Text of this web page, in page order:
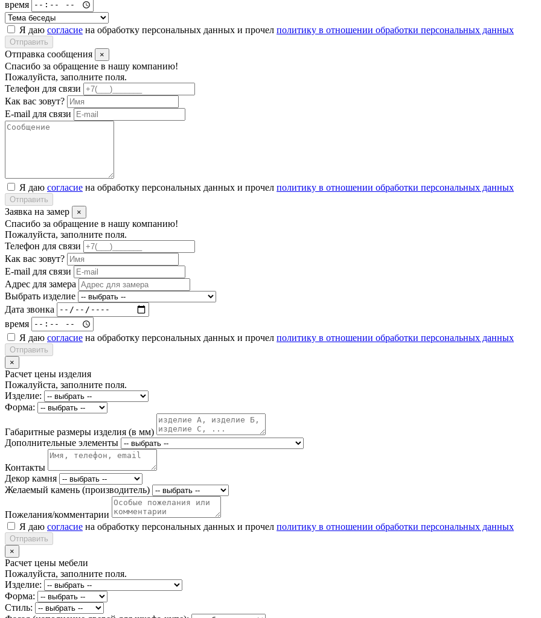
время
Я даю согласие на обработку персональных данных и прочел политику в отношении обработки персональных данных
Отправить
Отправка сообщения ×
Спасибо за обращение в нашу компанию!
Пожалуйста, заполните поля.
Телефон для связи
Как вас зовут?
E-mail для связи
Я даю согласие на обработку персональных данных и прочел политику в отношении обработки персональных данных
Отправить
Заявка на замер ×
Спасибо за обращение в нашу компанию!
Пожалуйста, заполните поля.
Телефон для связи
Как вас зовут?
E-mail для связи
Адрес для замера
Выбрать изделие
Дата звонка
время
Я даю согласие на обработку персональных данных и прочел политику в отношении обработки персональных данных
Отправить
×
Расчет цены изделия
Пожалуйста, заполните поля.
Изделие:
Форма:
Габаритные размеры изделия (в мм)
Дополнительные элементы
Контакты
Декор камня
Желаемый камень (производитель)
Пожелания/комментарии
Я даю согласие на обработку персональных данных и прочел политику в отношении обработки персональных данных
Отправить
×
Расчет цены мебели
Пожалуйста, заполните поля.
Изделие:
Форма:
Стиль: